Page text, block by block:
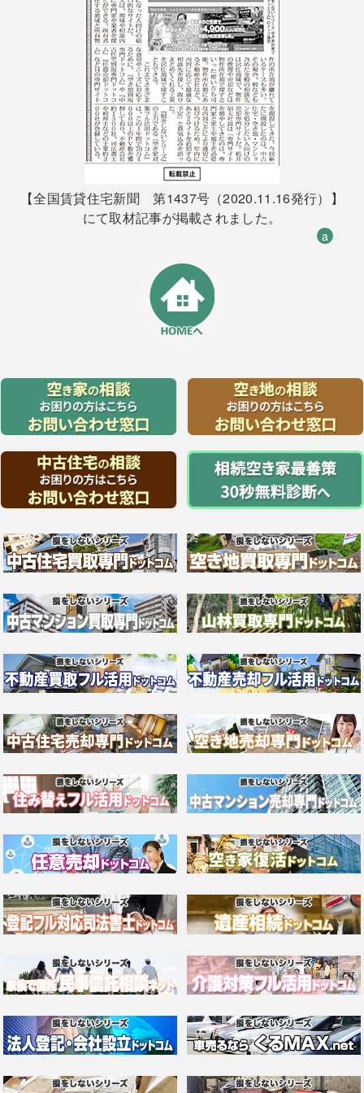
【全国賃貸住宅新聞 第1437号（2020.11.16発行）】
にて取材記事が掲載されました。
a